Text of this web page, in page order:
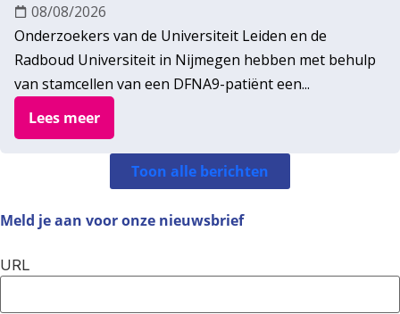
08/08/2026
Onderzoekers van de Universiteit Leiden en de
Radboud Universiteit in Nijmegen hebben met behulp
van stamcellen van een DFNA9-patiënt een...
Lees meer
Toon alle berichten
Meld je aan voor onze nieuwsbrief
URL